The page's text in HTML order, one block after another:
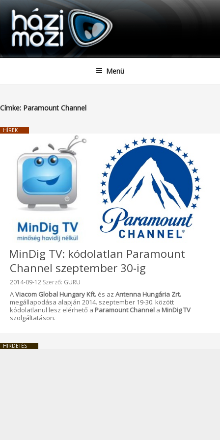
Tartalomhoz
HAZIMOZI
Menü
Címke: Paramount Channel
HÍREK
MinDig TV: kódolatlan Paramount
Channel szeptember 30-ig
Beküldve:
2014-09-12 Szerző: GURU
AViacom Global Hungary Kft. és az Antenna Hungária Zrt.
megállapodása alapján 2014. szeptember 19-30. között
kódolatlanul lesz elérhető a Paramount Channel a MinDig TV
szolgáltatáson.
HIRDETÉS